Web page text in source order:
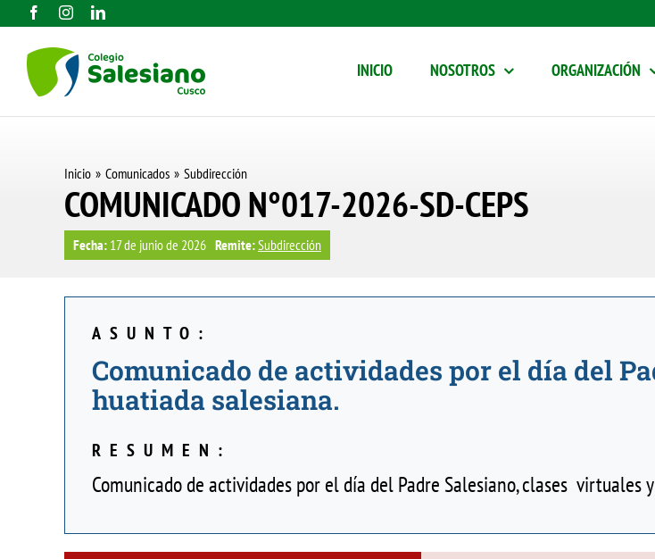
Saltar
contenido
INICIO NOSOTROS ORGANIZACIÓN
Inicio Comunicados Subdirección
COMUNICADO N°017-2026-SD-CEPS
Fecha: 17 de junio de 2026 Remite:Subdirección
ASUNTO:
Comunicado de actividades por el día del
huatiada salesiana.
RESUMEN:
Comunicado de actividades por el día del Padre Salesiano, clases virtuales